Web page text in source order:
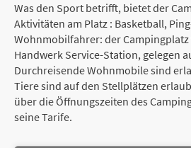
Was den Sport betrifft, bietet der
Aktivitäten am Platz : Basketball,
Wohnmobilfahrer: der
Handwerk Service-Station, gelegen
Durchreisende Wohnmobile sind
Tiere sind auf den Stellplätzen
über die Öffnungszeiten des
seine Tarife.